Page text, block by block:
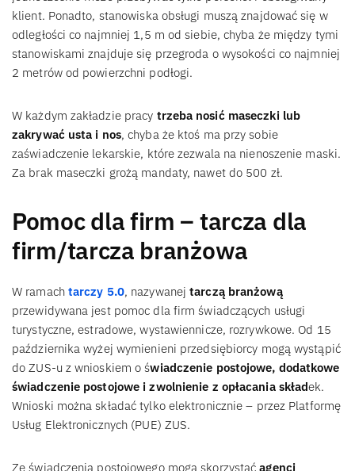
klient. Ponadto, stanowiska obsługi muszą znajdować się w
odległości co najmniej 1,5 m od siebie, chyba że między tymi
stanowiskami znajduje się przegroda o wysokości co najmniej
2 metrów od powierzchni podłogi.
W każdym zakładzie pracy trzeba nosić maseczki lub
zakrywać usta i nos, chyba że ktoś ma przy sobie
zaświadczenie lekarskie, które zezwala na nienoszenie maski.
Za brak maseczki grożą mandaty, nawet do 500 zł.
Pomoc dla firm – tarcza dla
firm/tarcza branżowa
W ramach tarczy 5.0, nazywanejtarczą branżową
przewidywana jest pomoc dla firm świadczących usługi
turystyczne, estradowe, wystawiennicze, rozrywkowe. Od 15
października wyżej wymienieni przedsiębiorcy mogą wystąpić
do ZUS-u z wnioskiem o świadczenie postojowe, dodatkowe
świadczenie postojowe i zwolnienie z opłacania składek.
Wnioski można składać tylko elektronicznie – przez Platformę
Usług Elektronicznych (PUE) ZUS.
Ze świadczenia postojowego mogą skorzystaćagenci